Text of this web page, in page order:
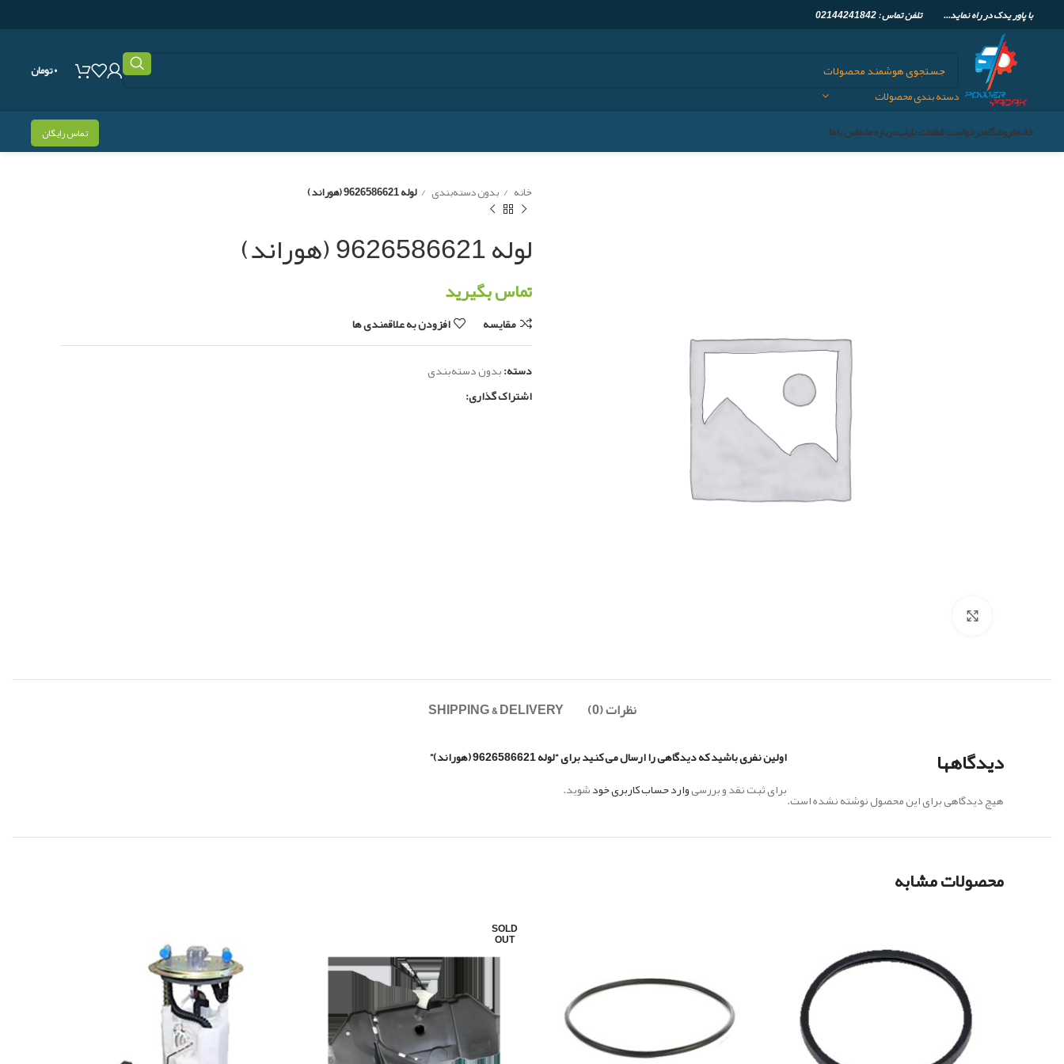
با پاور یدک در راه نماید... تلفن تماس :02144241842
دسته بندی محصولات
۰تومان
خانهفروشگاهدرخواست قطعات نایابدرباره ماتماس با ما تماس رایگان
خانه بدون دسته‌بندی لوله 9626586621 (هوراند)
لوله 9626586621 (هوراند)
تماس بگیرید
مقایسه افزودن به علاقمندی ها
دسته:بدون دسته‌بندی
اشتراک گذاری:
نظرات (0) SHIPPING & DELIVERY
دیدگاهها
هیچ دیدگاهی برای این محصول نوشته نشده است.
اولین نفری باشید که دیدگاهی را ارسال می کنید برای “لوله 9626586621 (هوراند)”
برای ثبت نقد و بررسیوارد حساب کاربری خودشوید.
محصولات مشابه
SOLD
OUT